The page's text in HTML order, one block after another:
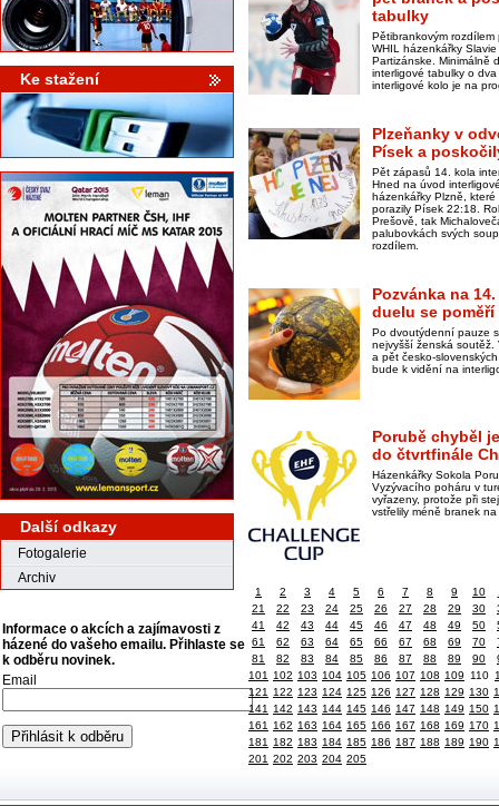
Ke stažení
Další odkazy
Fotogalerie
Archiv
Informace o akcích a zajímavosti z
házené do vašeho emailu. Přihlaste se
k odběru novinek.
Email
tabulky
Pětibrankovým
WHIL házenkářky
Partizánske. Minimálně
interligové tabulky o
interligové kolo je na
Plzeňanky v
Písek a
Pět zápasů 14. kola
Hned na úvod
házenkářky Plzně,
porazily Písek 22:18.
Prešově, tak
palubovkách svých
rozdílem.
Pozvánka na
duelu se poměří
Po dvoutýdenní pauze
nejvyšší ženská
a pět česko-
bude k vidění na
Porubě chyběl
do čtvrtfinále
Házenkářky Sokola
Vyzývacího poháru v
vyřazeny, protože při
vstřelily méně branek
1 2 3 4 5 6 7 8 9 10
21
22 23 24 25 26 27 28 29 30
41
42 43 44 45 46 47 48 49 50
61
62 63 64 65 66 67 68 69 70
81
82 83 84 85 86 87 88 89 90
101
102 103 104 105 106 107 108 109 110
121
122 123 124 125 126 127 128 129 130
141
142 143 144 145 146 147 148 149 150
161
162 163 164 165 166 167 168 169 170
181
182 183 184 185 186 187 188 189 190
201 202 203 204 205